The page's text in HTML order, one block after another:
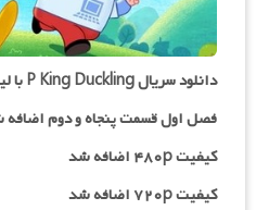
دانلود سریال P King Duckling با لینک مستقیم
فصل اول قسمت پنجاه و دوم
کیفیت ۴۸۰p اضافه شد
کیفیت ۷۲۰p
اضافه شد